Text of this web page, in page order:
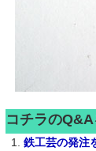
コチラの
鉄工芸の発注